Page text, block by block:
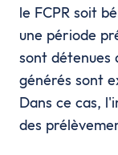
le FCPR soit
une période
sont détenues
générés sont
Dans ce cas,
des